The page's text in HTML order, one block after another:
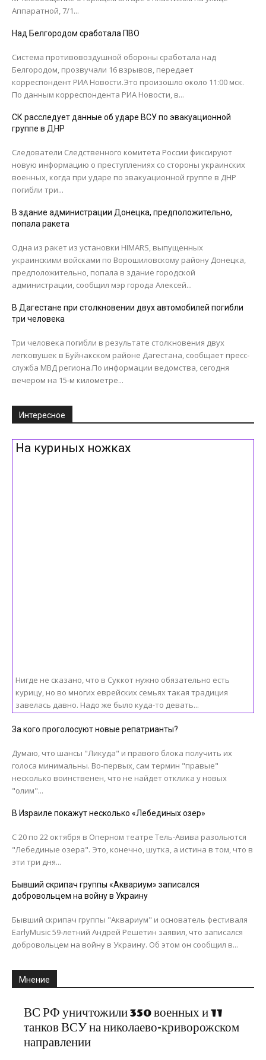
Аппаратной, 7/1...
Над Белгородом сработала ПВО
Система противовоздушной обороны сработала над
Белгородом, прозвучали 16 взрывов, передает
корреспондент РИА Новости.Это произошло около 11:00 мск.
По данным корреспондента РИА Новости, в...
СК расследует данные об ударе ВСУ по эвакуационной
группе в ДНР
Следователи Следственного комитета России фиксируют
новую информацию о преступлениях со стороны украинских
военных, когда при ударе по эвакуационной группе в ДНР
погибли три...
В здание администрации Донецка, предположительно,
попала ракета
Одна из ракет из установки HIMARS, выпущенных
украинскими войсками по Ворошиловскому району Донецка,
предположительно, попала в здание городской
администрации, сообщил мэр города Алексей...
В Дагестане при столкновении двух автомобилей погибли
три человека
Три человека погибли в результате столкновения двух
легковушек в Буйнакском районе Дагестана, сообщает пресс-
служба МВД региона.По информации ведомства, сегодня
вечером на 15-м километре...
Интересное
На куриных ножках
Нигде не сказано, что в Суккот нужно обязательно есть
курицу, но во многих еврейских семьях такая традиция
завелась давно. Надо же было куда-то девать...
За кого проголосуют новые репатрианты?
Думаю, что шансы "Ликуда" и правого блока получить их
голоса минимальны. Во-первых, сам термин "правые"
несколько воинственен, что не найдет отклика у новых
"олим"...
В Израиле покажут несколько «Лебединых озер»
С 20 по 22 октября в Оперном театре Тель-Авива разольются
"Лебединые озера". Это, конечно, шутка, а истина в том, что в
эти три дня...
Бывший скрипач группы «Аквариум» записался
добровольцем на войну в Украину
Бывший скрипач группы "Аквариум" и основатель фестиваля
EarlyMusic 59-летний Андрей Решетин заявил, что записался
добровольцем на войну в Украину. Об этом он сообщил в...
Мнение
ВС РФ уничтожили 350 военных и 11
танков ВСУ на николаево-криворожском
направлении